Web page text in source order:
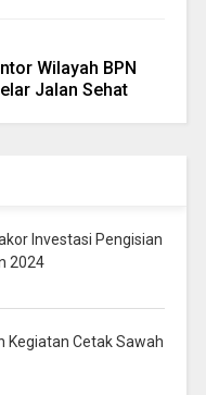
Wilayah BPN
Jalan Sehat
Investasi Pengisian
2024
Kegiatan Cetak Sawah